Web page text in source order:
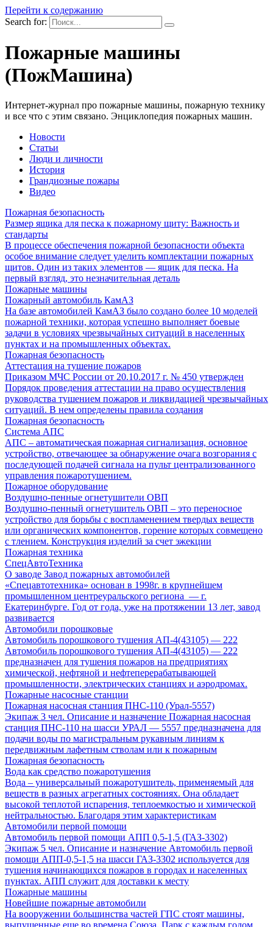
Перейти к содержанию
Search for:
Пожарные машины
(ПожМашина)
Интернет-журнал про пожарные машины, пожарную технику
и все что с этим связано. Энциклопедия пожарных машин.
Новости
Статьи
Люди и личности
История
Грандиозные пожары
Видео
Пожарная безопасность
Размер ящика для песка к пожарному щиту: Важность и
стандарты
В процессе обеспечения пожарной безопасности объекта
особое внимание следует уделить комплектации пожарных
щитов. Один из таких элементов — ящик для песка. На
первый взгляд, это незначительная деталь
Пожарные машины
Пожарный автомобиль КамАЗ
На базе автомобилей КамАЗ было создано более 10 моделей
пожарной техники, которая успешно выполняет боевые
задачи в условиях чрезвычайных ситуаций в населенных
пунктах и на промышленных объектах.
Пожарная безопасность
Аттестация на тушение пожаров
Приказом МЧС России от 20.10.2017 г. № 450 утвержден
Порядок проведения аттестации на право осуществления
руководства тушением пожаров и ликвидацией чрезвычайных
ситуаций. В нем определены правила создания
Пожарная безопасность
Система АПС
АПС – автоматическая пожарная сигнализация, основное
устройство, отвечающее за обнаружение очага возгорания с
последующей подачей сигнала на пульт централизованного
управления пожаротушением.
Пожарное оборудование
Воздушно-пенные огнетушители ОВП
Воздушно-пенный огнетушитель ОВП – это переносное
устройство для борьбы с воспламенением твердых веществ
или органических компонентов, горение которых совмещено
с тлением. Конструкция изделий за счет эжекции
Пожарная техника
СпецАвтоТехника
О заводе Завод пожарных автомобилей
«Спецавтотехника» основан в 1998г. в крупнейшем
промышленном центреуральского региона — г.
Екатеринбурге. Год от года, уже на протяжении 13 лет, завод
развивается
Автомобили порошковые
Автомобиль порошкового тушения АП-4(43105) — 222
Автомобиль порошкового тушения АП-4(43105) — 222
предназначен для тушения пожаров на предприятиях
химической, нефтяной и нефтеперерабатывающей
промышленности, электрических станциях и аэродромах.
Пожарные насосные станции
Пожарная насосная станция ПНС-110 (Урал-5557)
Экипаж 3 чел. Описание и назначение Пожарная насосная
станция ПНС-110 на шасси УРАЛ — 5557 предназначена для
подачи воды по магистральным рукавным линиям к
передвижным лафетным стволам или к пожарным
Пожарная безопасность
Вода как средство пожаротушения
Вода – универсальный пожаротушитель, применяемый для
веществ в разных агрегатных состояниях. Она обладает
высокой теплотой испарения, теплоемкостью и химической
нейтральностью. Благодаря этим характеристикам
Автомобили первой помощи
Автомобиль первой помощи АПП 0,5-1,5 (ГАЗ-3302)
Экипаж 5 чел. Описание и назначение Автомобиль первой
помощи АПП-0,5-1,5 на шасси ГАЗ-3302 используется для
тушения начинающихся пожаров в городах и населенных
пунктах. АПП служит для доставки к месту
Пожарные машины
Новейшие пожарные автомобили
На вооружении большинства частей ГПС стоят машины,
выпущенные еще во времена Союза. Парк с каждым годом